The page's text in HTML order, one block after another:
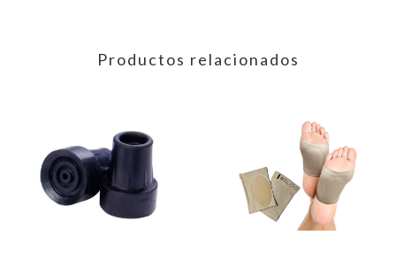
Productos relacionados